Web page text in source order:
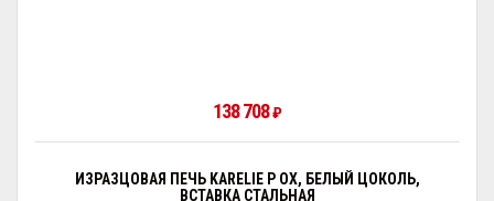
138 708₽
ИЗРАЗЦОВАЯ ПЕЧЬ KARELIE P OX, БЕЛЫЙ ЦОКОЛЬ,
ВСТАВКА СТАЛЬНАЯ